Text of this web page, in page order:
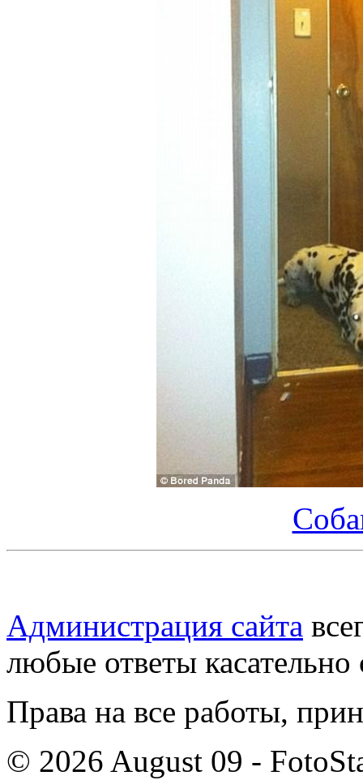
Администрация сайта
любые ответы касательно
Права на все работы,
© 2026 August 09 -